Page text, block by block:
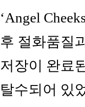
‘Angel
후 절화품질
저장이 완료
탈수되어 있